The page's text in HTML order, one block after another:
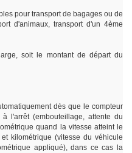
pour transport de bagages ou de
d'animaux, transport d'un 4ème
soit le montant de départ du
dès que le compteur
l'arrêt (embouteillage, attente du
quand la vitesse atteint le
kilométrique (vitesse du véhicule
appliqué), dans ce cas la